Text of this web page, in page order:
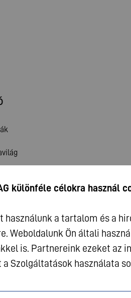
Minden jog fenntartva
különféle célokra használ
használunk a tartalom és a
Weboldalunk Ön általi
is. Partnereink ezeket az
a Szolgáltatások használata